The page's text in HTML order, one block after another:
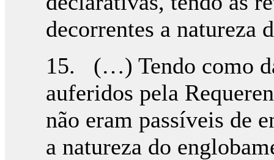
decorrentes a natureza
15. (…) Tendo como
auferidos pela
não eram passíveis de
a natureza do